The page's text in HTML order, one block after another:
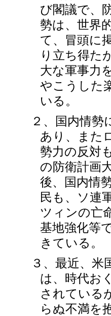
び閣議で、
勢は、世界
て、冒頭に
り立ち得た
大な軍事力
やこうした
いる。
２、国内情
あり、また
勢力の反対
の防衛計画
後、国内情
民も、ソ連
ツィンの亡
基地強化等
きている。
３、最近、米
は、時代お
されている
らぬ不満を